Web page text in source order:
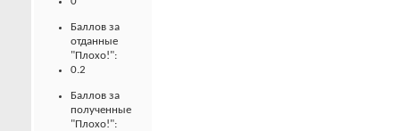
Баллов за
отданные
"Плохо!":
0.2
Баллов за
полученные
"Плохо!":